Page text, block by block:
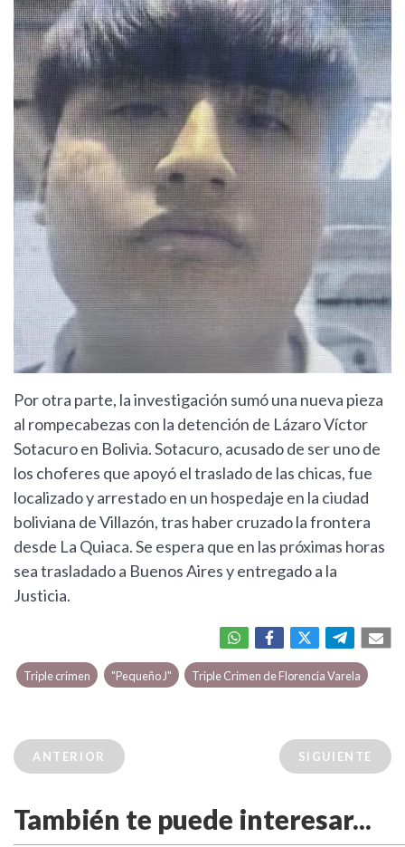
Por otra parte, la investigación sumó una nueva pieza
al rompecabezas con la detención de Lázaro Víctor
Sotacuro en Bolivia. Sotacuro, acusado de ser uno de
los choferes que apoyó el traslado de las chicas, fue
localizado y arrestado en un hospedaje en la ciudad
boliviana de Villazón, tras haber cruzado la frontera
desde La Quiaca. Se espera que en las próximas horas
sea trasladado a Buenos Aires y entregado a la
Justicia.
Triple crimen "Pequeño J" Triple Crimen de Florencia Varela
ANTERIOR SIGUIENTE
También te puede interesar...